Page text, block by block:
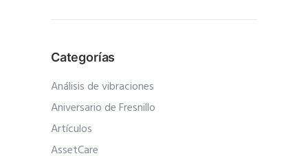
Categorías
Análisis de vibraciones
Aniversario de Fresnillo
Artículos
AssetCare